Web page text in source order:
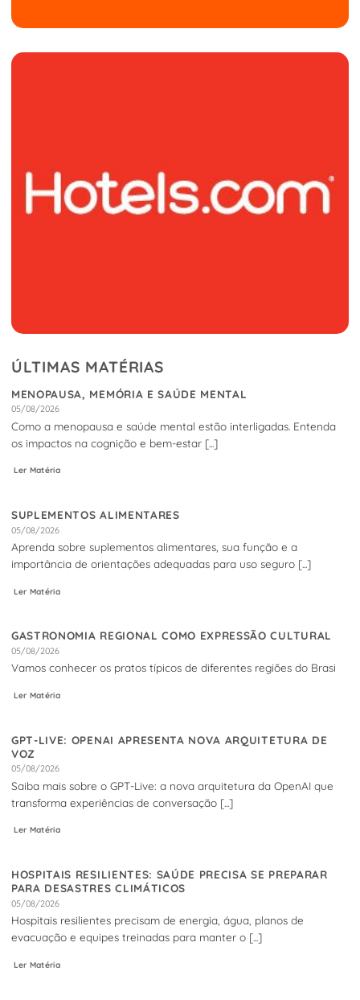
ÚLTIMAS MATÉRIAS
MENOPAUSA, MEMÓRIA E SAÚDE MENTAL
05/08/2026
Como a menopausa e saúde mental estão interligadas. Entenda
os impactos na cognição e bem-estar [...]
Ler Matéria
SUPLEMENTOS ALIMENTARES
05/08/2026
Aprenda sobre suplementos alimentares, sua função e a
importância de orientações adequadas para uso seguro [...]
Ler Matéria
GASTRONOMIA REGIONAL COMO EXPRESSÃO CULTURAL
05/08/2026
Vamos conhecer os pratos típicos de diferentes regiões do Brasi
Ler Matéria
GPT-LIVE: OPENAI APRESENTA NOVA ARQUITETURA DE
VOZ
05/08/2026
Saiba mais sobre o GPT-Live: a nova arquitetura da OpenAI que
transforma experiências de conversação [...]
Ler Matéria
HOSPITAIS RESILIENTES: SAÚDE PRECISA SE PREPARAR
PARA DESASTRES CLIMÁTICOS
05/08/2026
Hospitais resilientes precisam de energia, água, planos de
evacuação e equipes treinadas para manter o [...]
Ler Matéria